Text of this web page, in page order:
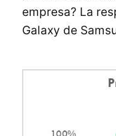
empresa? La
Galaxy de